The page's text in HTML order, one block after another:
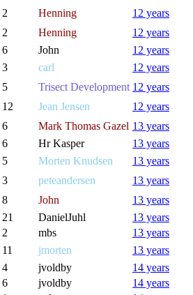
2 Henning
12 years
2 Henning
12 years
6 John
12 years
3 carl
12 years
5 Trisect Development 12 years
12 Jean Jensen
12 years
6 Mark Thomas Gazel 13 years
6 Hr Kasper
13 years
5 Morten Knudsen
13 years
3 peteandersen
13 years
8 John
13 years
21 DanielJuhl
13 years
2 mbs
13 years
11 jmorten
13 years
4 jvoldby
14 years
6 jvoldby
14 years